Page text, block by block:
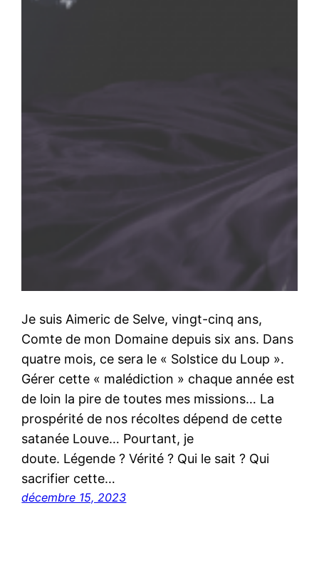
Je suis Aimeric de Selve, vingt-cinq ans,
Comte de mon Domaine depuis six ans. Dans
quatre mois, ce sera le « Solstice du Loup ».
Gérer cette « malédiction » chaque année est
de loin la pire de toutes mes missions… La
prospérité de nos récoltes dépend de cette
satanée Louve… Pourtant, je
doute. Légende ? Vérité ? Qui le sait ? Qui
sacrifier cette…
décembre 15, 2023